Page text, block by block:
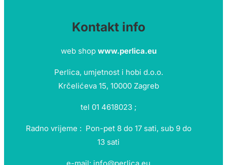
Kontakt info
web shop www.perlica.eu
Perlica, umjetnost i hobi d.o.o.
Krčelićeva 15, 10000 Zagreb
tel 01 4618023 ;
Radno vrijeme : Pon-pet 8 do 17 sati, sub 9 do
13 sati